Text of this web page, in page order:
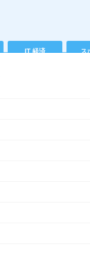
IT 経済 ス